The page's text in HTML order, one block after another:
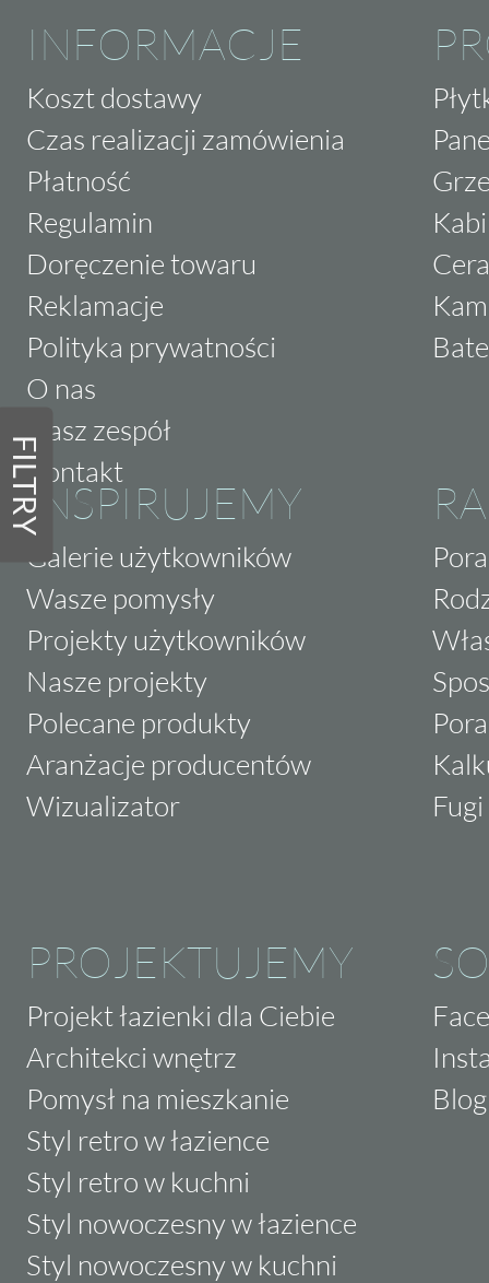
FILTRY
INFORMACJE
Koszt dostawy
Czas realizacji zamówienia
Płatność
Regulamin
Doręczenie towaru
Reklamacje
Polityka prywatności
O nas
Nasz zespół
Kontakt
INSPIRUJEMY
Galerie użytkowników
Wasze pomysły
Projekty użytkowników
Nasze projekty
Polecane produkty
Aranżacje producentów
Wizualizator
PROJEKTUJEMY
Projekt łazienki dla Ciebie
Architekci wnętrz
Pomysł na mieszkanie
Styl retro w łazience
Styl retro w kuchni
Styl nowoczesny w łazience
Styl nowoczesny w kuchni
Blog